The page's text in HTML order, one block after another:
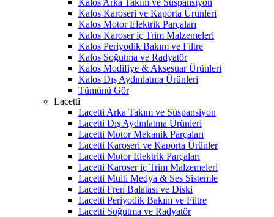
Kalos Arka Takım ve Süspansiyon
Kalos Karoseri ve Kaporta Ürünleri
Kalos Motor Elektrik Parçaları
Kalos Karoser iç Trim Malzemeleri
Kalos Periyodik Bakım ve Filtre
Kalos Soğutma ve Radyatör
Kalos Modifiye & Aksesuar Ürünleri
Kalos Dış Aydınlatma Ürünleri
Tümünü Gör
Lacetti
Lacetti Arka Takım ve Süspansiyon
Lacetti Dış Aydınlatma Ürünleri
Lacetti Motor Mekanik Parçaları
Lacetti Karoseri ve Kaporta Ürünler
Lacetti Motor Elektrik Parçaları
Lacetti Karoser iç Trim Malzemeleri
Lacetti Multi Medya & Ses Sistemle
Lacetti Fren Balatası ve Diski
Lacetti Periyodik Bakım ve Filtre
Lacetti Soğutma ve Radyatör